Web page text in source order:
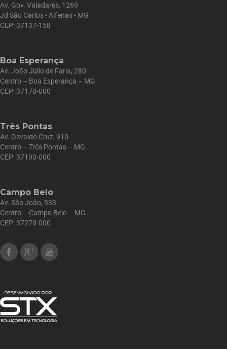
Av. Gov. Valadares, 1269
Jd São Carlos - Alfenas - MG
CEP: 37137-158
Boa Esperança
Av. João Júlio de Faria, 280
Centro – Boa Esperança – MG
CEP: 37170-000
Três Pontas
Av. Osvaldo Cruz, 910
Centro – Três Pontas – MG
CEP: 37190-000
Campo Belo
Av. São João, 333
Centro – Campo Belo – MG
CEP: 37270-000
FacebookGoogle Plus